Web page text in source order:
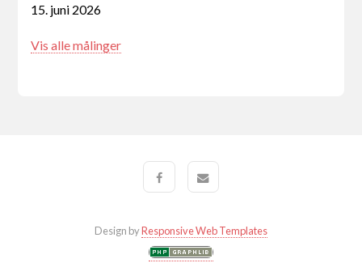
15. juni 2026
Vis alle målinger
Design byResponsive Web Templates